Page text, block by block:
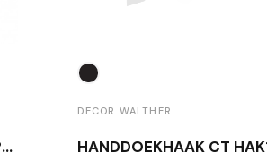
TOILETROLHOUDER BA TPH1 GEPOLIJST CHROOM
DECOR WALTHER